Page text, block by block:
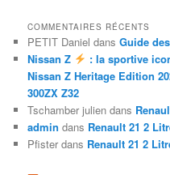
COMMENTAIRES RÉCENTS
PETIT Daniel dansGuide
Nissan Z
: la sportive
Nissan Z Heritage Edition
300ZX Z32
Tschamber julien dans
admin dans Renault 21 2
Pfister dans Renault 21 2